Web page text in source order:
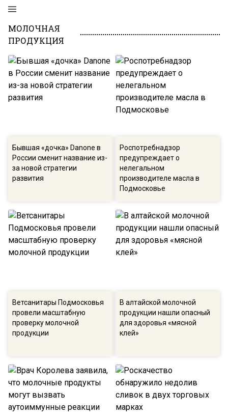
МОЛОЧНАЯ
ПРОДУКЦИЯ
Бывшая «дочка» Danone в
России сменит название из-
за новой стратегии
развития
Роспотребнадзор
предупреждает о
нелегальном
производителе масла в
Подмосковье
Ветсанитары Подмосковья
провели масштабную
проверку молочной
продукции
В алтайской молочной
продукции нашли опасный
для здоровья «мясной
клей»